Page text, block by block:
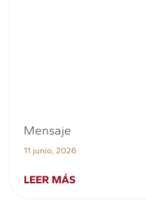
Mensaje
11 junio, 2026
LEER MÁS